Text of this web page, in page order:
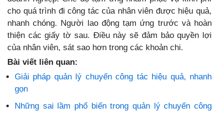
cho quá trình đi công tác của nhân viên được hiệu quả,
nhanh chóng. Người lao động tạm ứng trước và hoàn
thiện các giấy tờ sau. Điều này sẽ đảm bảo quyền lợi
của nhân viên, sát sao hơn trong các khoản chi.
Bài viết liên quan:
Giải pháp quản lý chuyến công tác hiệu quả, nhanh
gọn
Những sai lầm phổ biến trong quản lý chuyến công